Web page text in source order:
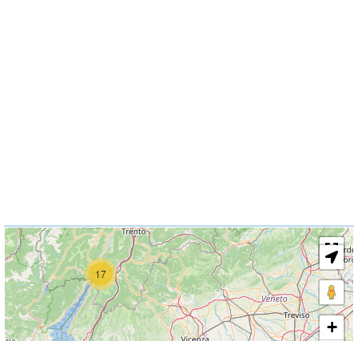
17
+